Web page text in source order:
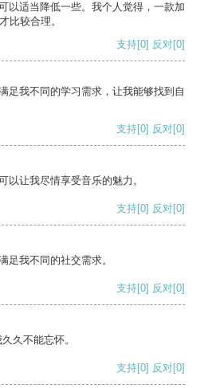
以适当降低一些。我个人觉得，一款加
比较合理。
支持[0] 反对[0]
足我不同的学习需求，让我能够找到自
支持[0] 反对[0]
以让我尽情享受音乐的魅力。
支持[0] 反对[0]
足我不同的社交需求。
支持[0] 反对[0]
久不能忘怀。
支持[0] 反对[0]